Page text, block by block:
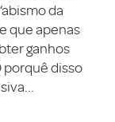
da
que apenas
ganhos
porquê disso